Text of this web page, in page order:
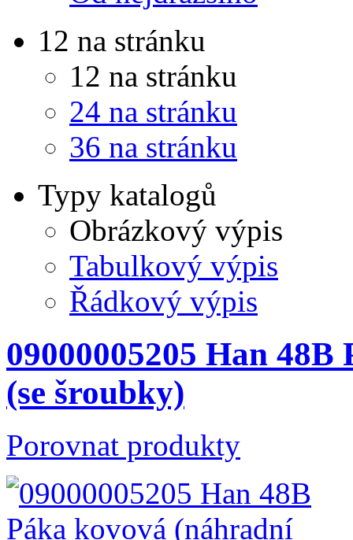
12 na stránku
12 na stránku
24 na stránku
36 na stránku
Typy katalogů
Obrázkový výpis
Tabulkový výpis
Řádkový výpis
09000005205 Han
(se šroubky)
Porovnat produkty